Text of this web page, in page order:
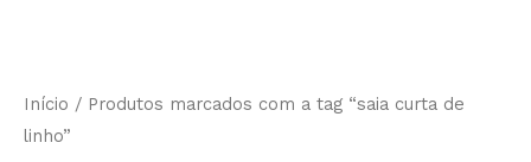
Início / Produtos marcados com a tag “saia curta de
linho”